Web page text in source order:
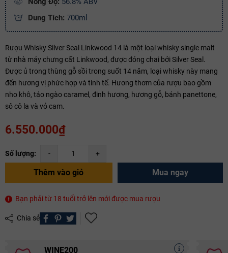
Dung Tích: 700ml
Rượu Whisky Silver Seal Linkwood 14 là một loại whisky single malt
từ nhà máy chưng cất Linkwood, được đóng chai bởi Silver Seal.
Được ủ trong thùng gỗ sồi trong suốt 14 năm, loại whisky này mang
đến hương vị phức hợp và tinh tế. Hương thơm của rượu bao gồm
nho khô, táo ngào caramel, đinh hương, hương gỗ, bánh panettone,
sô cô la và vỏ cam.
6.550.000₫
Số lượng: - +
Thêm vào giỏ Mua ngay
Bạn phải từ 18 tuổi trở lên mới được mua rượu
Chia sẻ
WINE200